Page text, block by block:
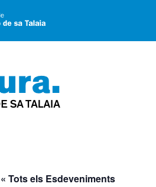
« Tots els Esdeveniments